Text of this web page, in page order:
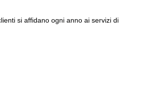
si affidano ogni anno ai servizi di